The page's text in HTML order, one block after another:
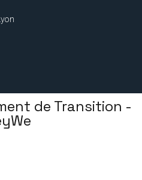
de Transition -